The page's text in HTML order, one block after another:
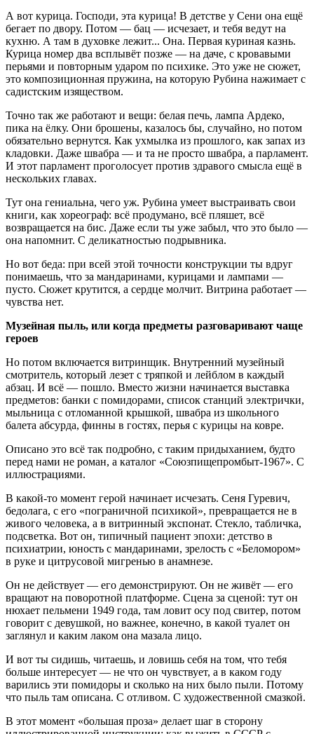
А вот курица. Господи, эта курица! В детстве у Сени она ещё
бегает по двору. Потом — бац — исчезает, и тебя ведут на
кухню. А там в духовке лежит... Она. Первая куриная казнь.
Курица номер два всплывёт позже — на даче, с кровавыми
перьями и повторным ударом по психике. Это уже не сюжет,
это композиционная пружина, на которую Рубина нажимает с
садистским изяществом.
Точно так же работают и вещи: белая печь, лампа Ардеко,
пика на ёлку. Они брошены, казалось бы, случайно, но потом
обязательно вернутся. Как ухмылка из прошлого, как запах из
кладовки. Даже швабра — и та не просто швабра, а парламент.
И этот парламент проголосует против здравого смысла ещё в
нескольких главах.
Тут она гениальна, чего уж. Рубина умеет выстраивать свои
книги, как хореограф: всё продумано, всё пляшет, всё
возвращается на бис. Даже если ты уже забыл, что это было —
она напомнит. С деликатностью подрывника.
Но вот беда: при всей этой точности конструкции ты вдруг
понимаешь, что за мандаринами, курицами и лампами —
пусто. Сюжет крутится, а сердце молчит. Витрина работает —
чувства нет.
Музейная пыль, или когда предметы разговаривают чаще
героев
Но потом включается витринщик. Внутренний музейный
смотритель, который лезет с тряпкой и лейблом в каждый
абзац. И всё — пошло. Вместо жизни начинается выставка
предметов: банки с помидорами, список станций электрички,
мыльница с отломанной крышкой, швабра из школьного
балета абсурда, финны в гостях, перья с курицы на ковре.
Описано это всё так подробно, с таким придыханием, будто
перед нами не роман, а каталог «Союзпищепромбыт-1967». С
иллюстрациями.
В какой-то момент герой начинает исчезать. Сеня Гуревич,
бедолага, с его «пограничной психикой», превращается не в
живого человека, а в витринный экспонат. Стекло, табличка,
подсветка. Вот он, типичный пациент эпохи: детство в
психиатрии, юность с мандаринами, зрелость с «Беломором»
в руке и цитрусовой мигренью в анамнезе.
Он не действует — его демонстрируют. Он не живёт — его
вращают на поворотной платформе. Сцена за сценой: тут он
нюхает пельмени 1949 года, там ловит осу под свитер, потом
говорит с девушкой, но важнее, конечно, в какой туалет он
заглянул и каким лаком она мазала лицо.
И вот ты сидишь, читаешь, и ловишь себя на том, что тебя
больше интересует — не что он чувствует, а в каком году
варились эти помидоры и сколько на них было пыли. Потому
что пыль там описана. С отливом. С художественной смазкой.
В этот момент «большая проза» делает шаг в сторону